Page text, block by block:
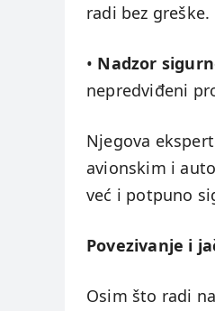
radi bez greške.
• Nadzor
nepredviđeni
Njegova
avionskim i
već i potpuno
Povezivanje i
Osim što radi